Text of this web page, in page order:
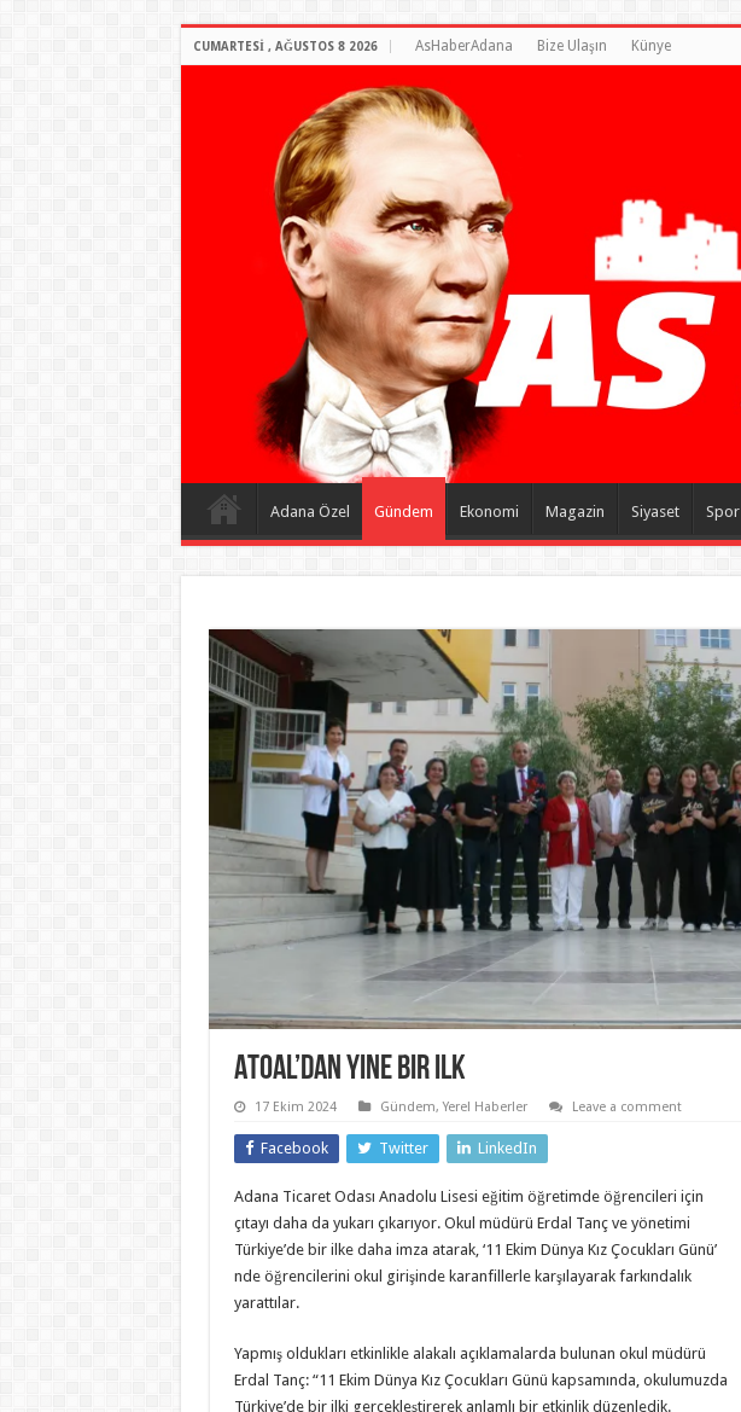
CUMARTESI , AĞUSTOS 8 2026 AsHaberAdana Bize Ulaşın Künye
Adana Özel Gündem Ekonomi Magazin Siyaset Spor
ATOAL’dan yine bir ilk
17 Ekim 2024 Gündem,Yerel Haberler Leave a comment
Facebook Twitter LinkedIn
Adana Ticaret Odası Anadolu Lisesi eğitim öğretimde öğrencileri için
çıtayı daha da yukarı çıkarıyor. Okul müdürü Erdal Tanç ve yönetimi
Türkiye’de bir ilke daha imza atarak, ‘11 Ekim Dünya Kız Çocukları Günü’
nde öğrencilerini okul girişinde karanfillerle karşılayarak farkındalık
yarattılar.
Yapmış oldukları etkinlikle alakalı açıklamalarda bulunan okul müdürü
Erdal Tanç: “11 Ekim Dünya Kız Çocukları Günü kapsamında, okulumuzda
Türkiye’de bir ilki gerçekleştirerek anlamlı bir etkinlik düzenledik.